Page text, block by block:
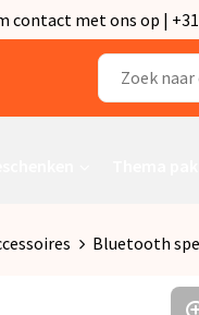
contact met ons op |
Bluetooth